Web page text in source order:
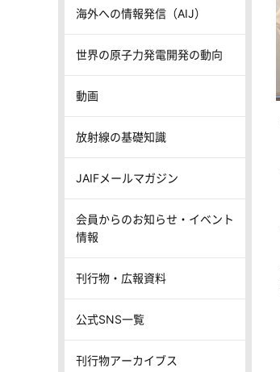
海外への情報発信（AIJ）
世界の原子力発電開発の動向
動画
放射線の基礎知識
JAIFメールマガジン
会員からのお知らせ・イベント
情報
刊行物・広報資料
公式SNS一覧
刊行物アーカイブス